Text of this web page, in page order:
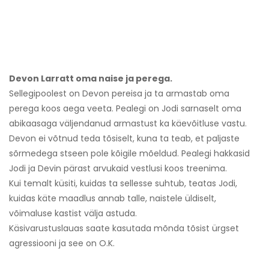
Devon Larratt oma naise ja perega.
Sellegipoolest on Devon pereisa ja ta armastab oma
perega koos aega veeta. Pealegi on Jodi sarnaselt oma
abikaasaga väljendanud armastust ka käevõitluse vastu.
Devon ei võtnud teda tõsiselt, kuna ta teab, et paljaste
sõrmedega stseen pole kõigile mõeldud. Pealegi hakkasid
Jodi ja Devin pärast arvukaid vestlusi koos treenima.
Kui temalt küsiti, kuidas ta sellesse suhtub, teatas Jodi,
kuidas käte maadlus annab talle, naistele üldiselt,
võimaluse kastist välja astuda.
Käsivarustuslauas saate kasutada mõnda tõsist ürgset
agressiooni ja see on O.K.